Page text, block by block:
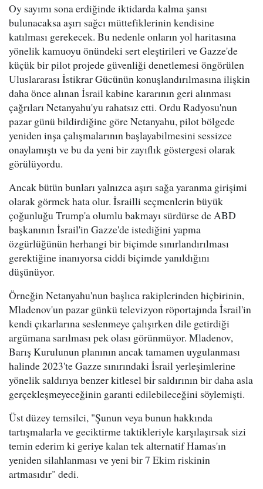
Oy sayımı sona erdiğinde iktidarda kalma şansı
bulunacaksa aşırı sağcı müttefiklerinin kendisine
katılması gerekecek. Bu nedenle onların yol haritasına
yönelik kamuoyu önündeki sert eleştirileri ve Gazze'de
küçük bir pilot projede güvenliği denetlemesi öngörülen
Uluslararası İstikrar Gücünün konuşlandırılmasına ilişkin
daha önce alınan İsrail kabine kararının geri alınması
çağrıları Netanyahu'yu rahatsız etti. Ordu Radyosu'nun
pazar günü bildirdiğine göre Netanyahu, pilot bölgede
yeniden inşa çalışmalarının başlayabilmesini sessizce
onaylamıştı ve bu da yeni bir zayıflık göstergesi olarak
görülüyordu.
Ancak bütün bunları yalnızca aşırı sağa yaranma girişimi
olarak görmek hata olur. İsrailli seçmenlerin büyük
çoğunluğu Trump'a olumlu bakmayı sürdürse de ABD
başkanının İsrail'in Gazze'de istediğini yapma
özgürlüğünün herhangi bir biçimde sınırlandırılması
gerektiğine inanıyorsa ciddi biçimde yanıldığını
düşünüyor.
Örneğin Netanyahu'nun başlıca rakiplerinden hiçbirinin,
Mladenov'un pazar günkü televizyon röportajında İsrail'in
kendi çıkarlarına seslenmeye çalışırken dile getirdiği
argümana sarılması pek olası görünmüyor. Mladenov,
Barış Kurulunun planının ancak tamamen uygulanması
halinde 2023'te Gazze sınırındaki İsrail yerleşimlerine
yönelik saldırıya benzer kitlesel bir saldırının bir daha asla
gerçekleşmeyeceğinin garanti edilebileceğini söylemişti.
Üst düzey temsilci, "Şunun veya bunun hakkında
tartışmalarla ve geciktirme taktikleriyle karşılaşırsak sizi
temin ederim ki geriye kalan tek alternatif Hamas'ın
yeniden silahlanması ve yeni bir 7 Ekim riskinin
artmasıdır" dedi.